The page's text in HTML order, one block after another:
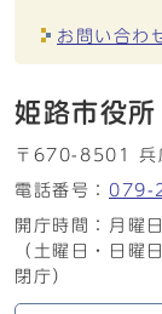
お問い合わ
姫路市役所
〒670-8501 兵
電話番号： 079-
開庁時間：月曜
（土曜日・日曜
閉庁）